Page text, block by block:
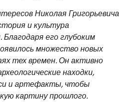
Николая Григорьевича
и культура
его глубоким
множество новых
тех времен. Он активно
находки,
и артефакты, чтобы
картину прошлого.